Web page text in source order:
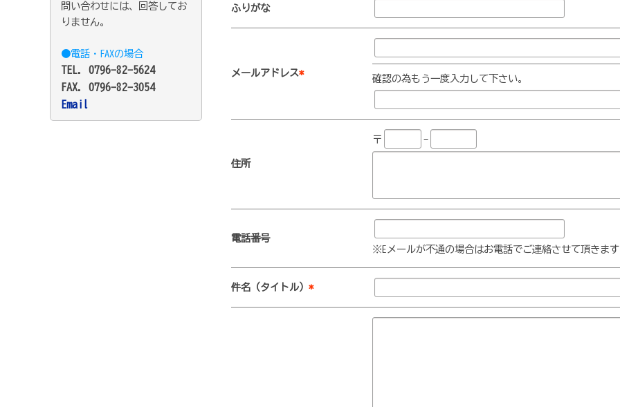
問い合わせには、回答してお
りません。
●電話・FAXの場合
TEL. 0796-82-5624
FAX. 0796-82-3054
Email
ふりがな
メールアドレス*
確認の為もう一度入力して下さい。
住所
〒 -
電話番号
※Eメールが不通の場合はお電話でご連絡させて頂きま
件名（タイトル） *